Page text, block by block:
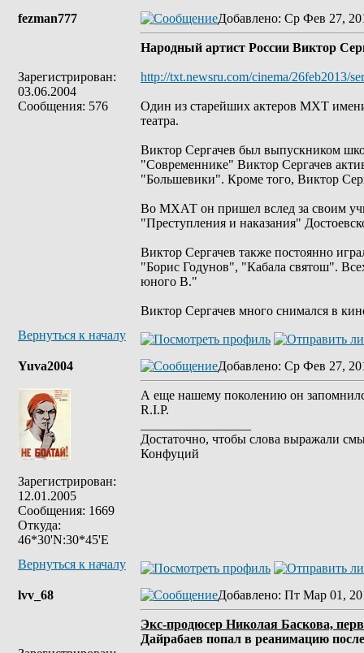
fezman777
Зарегистрирован:
03.06.2004
Сообщения: 576
Добавлено: Ср Фев 27,
Народный артист России Виктор
http://txt.newsru.com/cinema/26feb2013/
Один из старейших актеров МХТ
театра.
Виктор Сергачев был выпускником
"Современнике" Виктор Сергачев
"Большевики". Кроме того, Виктор
Во МХАТ он пришел вслед за своим
"Преступления и наказания"
Виктор Сергачев также постоянно
"Борис Годунов", "Кабала святош".
юного В."
Виктор Сергачев много снимался в
Вернуться к началу
Yuva2004
Зарегистрирован:
12.01.2005
Сообщения: 1669
Откуда:
46*30'N:30*45'E
Добавлено: Ср Фев 27,
А еще нашему поколению он
R.I.P.
Достаточно, чтобы слова выражали
Конфуций
Вернуться к началу
lvv_68 Добавлено: Пт Мар 01,
Экс-продюсер Николая Баскова,
Дайрабаев попал в реанимацию